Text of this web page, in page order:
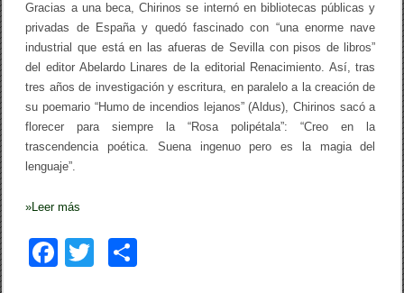
Gracias a una beca, Chirinos se internó en bibliotecas públicas y
privadas de España y quedó fascinado con “una enorme nave
industrial que está en las afueras de Sevilla con pisos de libros”
del editor Abelardo Linares de la editorial Renacimiento. Así, tras
tres años de investigación y escritura, en paralelo a la creación de
su poemario “Humo de incendios lejanos” (Aldus), Chirinos sacó a
florecer para siempre la “Rosa polipétala”: “Creo en la
trascendencia poética. Suena ingenuo pero es la magia del
lenguaje”.
»Leer más
F